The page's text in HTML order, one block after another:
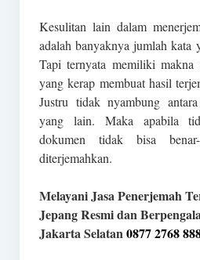
Kesulitan lain dalam
adalah banyaknya jumlah kata
Tapi ternyata memiliki
yang kerap membuat hasil
Justru tidak nyambung
yang lain. Maka apabila
dokumen tidak bisa
diterjemahkan.
Melayani Jasa Penerjemah
Jepang Resmi dan
Jakarta Selatan 0877 2768